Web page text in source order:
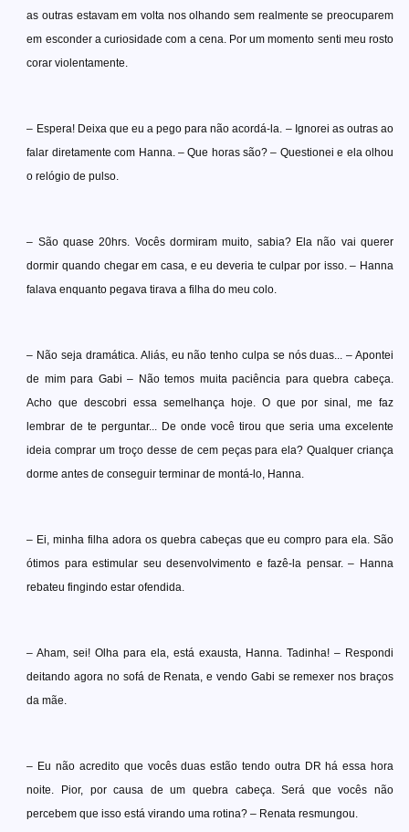
as outras estavam em volta nos olhando sem realmente se preocuparem
em esconder a curiosidade com a cena. Por um momento senti meu rosto
corar violentamente.
– Espera! Deixa que eu a pego para não acordá-la. – Ignorei as outras ao
falar diretamente com Hanna. – Que horas são? – Questionei e ela olhou
o relógio de pulso.
– São quase 20hrs. Vocês dormiram muito, sabia? Ela não vai querer
dormir quando chegar em casa, e eu deveria te culpar por isso. – Hanna
falava enquanto pegava tirava a filha do meu colo.
– Não seja dramática. Aliás, eu não tenho culpa se nós duas... – Apontei
de mim para Gabi – Não temos muita paciência para quebra cabeça.
Acho que descobri essa semelhança hoje. O que por sinal, me faz
lembrar de te perguntar... De onde você tirou que seria uma excelente
ideia comprar um troço desse de cem peças para ela? Qualquer criança
dorme antes de conseguir terminar de montá-lo, Hanna.
– Ei, minha filha adora os quebra cabeças que eu compro para ela. São
ótimos para estimular seu desenvolvimento e fazê-la pensar. – Hanna
rebateu fingindo estar ofendida.
– Aham, sei! Olha para ela, está exausta, Hanna. Tadinha! – Respondi
deitando agora no sofá de Renata, e vendo Gabi se remexer nos braços
da mãe.
– Eu não acredito que vocês duas estão tendo outra DR há essa hora
noite. Pior, por causa de um quebra cabeça. Será que vocês não
percebem que isso está virando uma rotina? – Renata resmungou.